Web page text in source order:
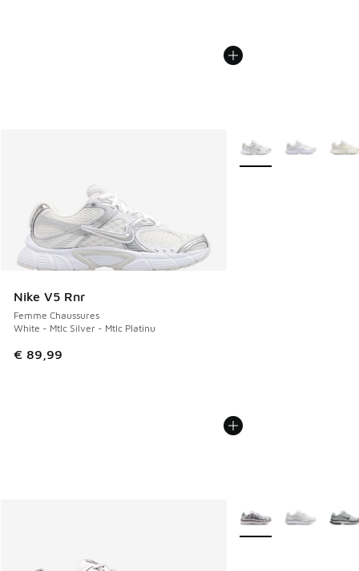
Nike V5 Rnr
Femme Chaussures
White - Mtlc Silver - Mtlc Platinu
€ 89,99
Plus de couleurs
Plus de couleurs